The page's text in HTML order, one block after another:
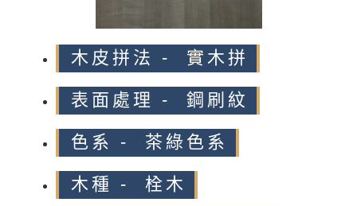
木皮拼法 - 實木拼
表面處理 - 鋼刷紋
色系 - 茶綠色系
木種 - 栓木